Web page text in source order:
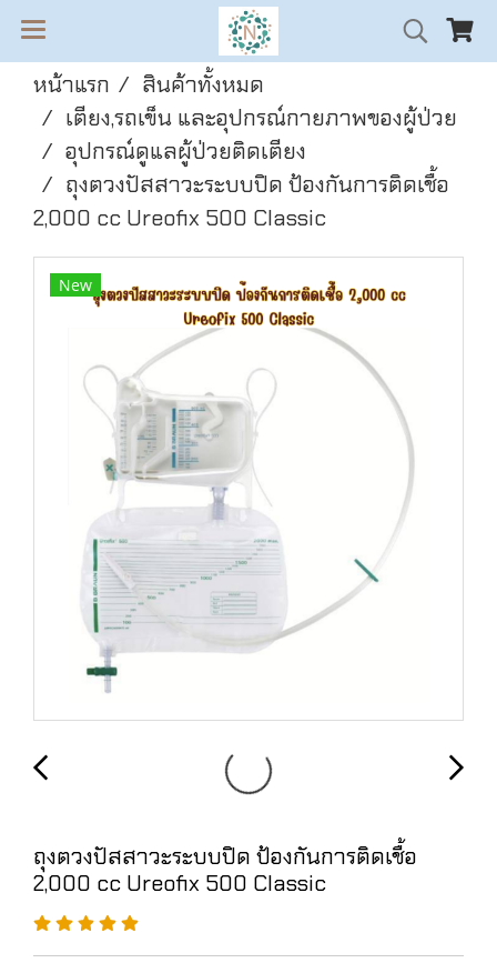
หน้าแรก
สินค้าทั้งหมด
เตียง,รถเข็น และอุปกรณ์กายภาพของผู้ป่วย
อุปกรณ์ดูแลผู้ป่วยติดเตียง
ถุงตวงปัสสาวะระบบปิด ป้องกันการติดเชื้อ
2,000 cc Ureofix 500 Classic
New
ถุงตวงปัสสาวะระบบปิด ป้องกันการติดเชื้อ
2,000 cc Ureofix 500 Classic